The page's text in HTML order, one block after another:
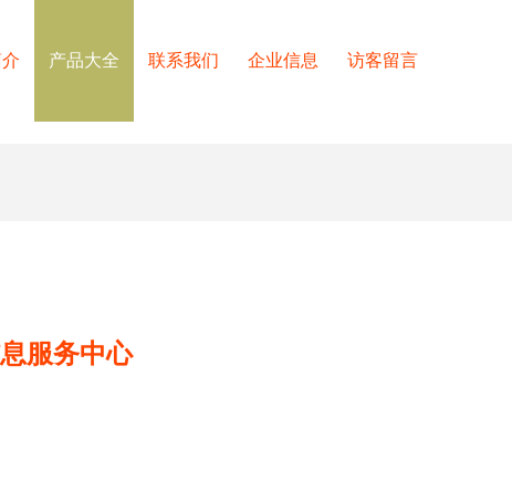
产品大全 联系我们 企业信息 访客留言
服务中心